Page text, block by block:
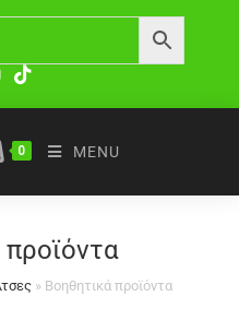
0 MENU
» Βοηθητικά προϊόντα